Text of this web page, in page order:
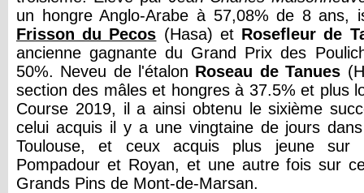
un hongre Anglo-Arabe à 57,08% de 8 ans,
Frisson du Pecos (Hasa) et Rosefleur de
ancienne gagnante du Grand Prix des
50%. Neveu de l'étalon Roseau de Tanues
section des mâles et hongres à 37.5% et plus
Course 2019, il a ainsi obtenu le sixième
celui acquis il y a une vingtaine de jours
Toulouse, et ceux acquis plus jeune sur
Pompadour et Royan, et une autre fois sur
Grands Pins de Mont-de-Marsan.